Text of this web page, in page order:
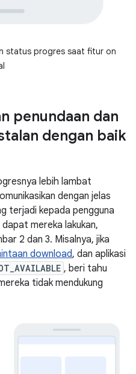
status progres saat fitur on
penundaan dan
dengan baik
lebih lambat
dengan jelas
terjadi kepada pengguna
mereka lakukan,
2 dan 3. Misalnya, jika
download, dan aplikasi
, beri tahu
tidak mendukung